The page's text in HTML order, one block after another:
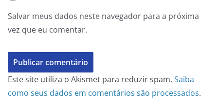
Salvar meus dados neste navegador para a próxima
vez que eu comentar.
Este site utiliza o Akismet para reduzir spam. Saiba
como seus dados em comentários são processados.